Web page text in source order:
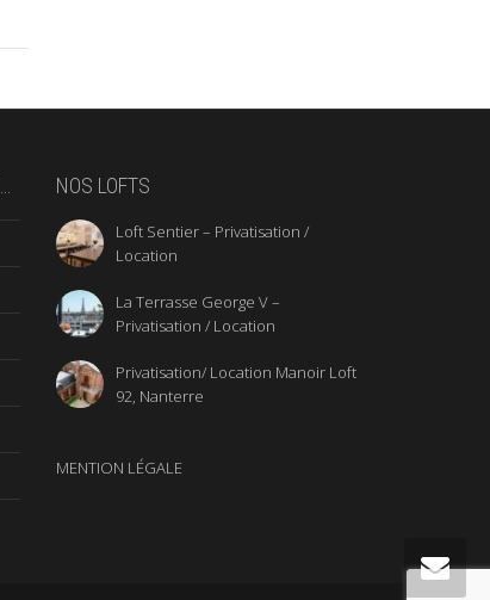
NOS LOFTS
Loft Sentier – Privatisation /
Location
La Terrasse George V –
Privatisation / Location
Privatisation/ Location Manoir Loft
92, Nanterre
MENTION LÉGALE